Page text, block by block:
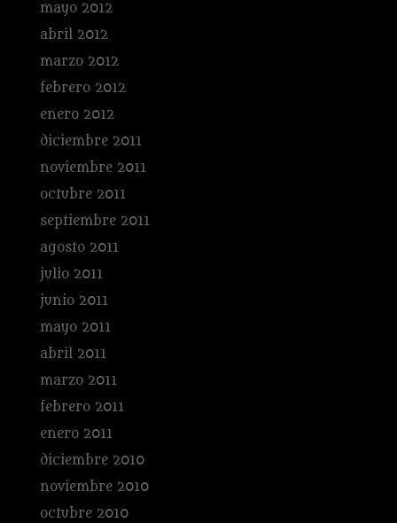
mayo 2012
abril 2012
marzo 2012
febrero 2012
enero 2012
diciembre 2011
noviembre 2011
octubre 2011
septiembre 2011
agosto 2011
julio 2011
junio 2011
mayo 2011
abril 2011
marzo 2011
febrero 2011
enero 2011
diciembre 2010
noviembre 2010
octubre 2010